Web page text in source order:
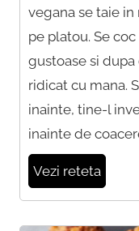
vegana se taie
pe platou. Se
gustoase si
ridicat cu mana.
inainte, tine-l
inainte de
Vezi reteta